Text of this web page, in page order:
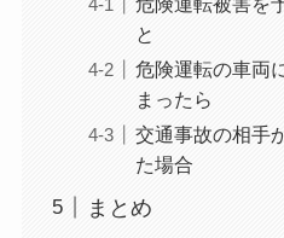
と
危険運転の車両
まったら
交通事故の相手
た場合
まとめ